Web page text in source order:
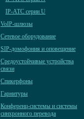
IP-АТС серии U
VoIP-шлюзы
Сетевое оборудование
SIP-домофония и оповещение
Средоустойчивые устройства
связи
Спикерфоны
Гарнитуры
Конференц-системы и системы
синхронного перевода